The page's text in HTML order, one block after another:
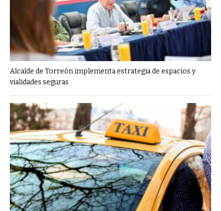
Alcalde de Torreón implementa estrategia de espacios y
vialidades seguras